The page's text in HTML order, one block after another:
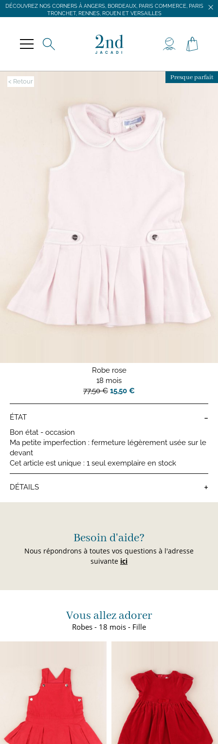
DÉCOUVREZ NOS CORNERS À ANGERS, BORDEAUX, PARIS COMMERCE, PARIS
TRONCHET, RENNES, ROUEN ET VERSAILLES
DÉCOUVREZ NOS CORNERS À ANGERS, BORDEAUX, PARIS COMMERCE, PARIS
TRONCHET, RENNES, ROUEN ET VERSAILLES
< Retour Presque parfait
Robe rose
18 mois
77,50 € 15,50 €
ÉTAT -
Bon état - occasion
Ma petite imperfection : fermeture légèrement usée sur le
devant
Cet article est unique : 1 seul exemplaire en stock
DÉTAILS +
Robes bébé
Besoin d'aide?
Nous répondrons à toutes vos questions à l'adresse
suivante ici
Vous allez adorer
Robes - 18 mois - Fille